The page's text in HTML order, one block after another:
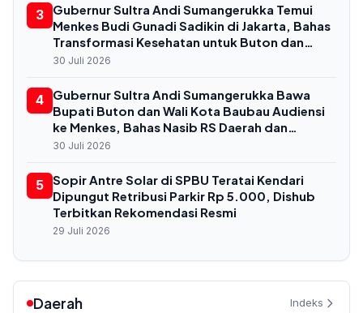
3
Gubernur Sultra Andi Sumangerukka Temui
Menkes Budi Gunadi Sadikin di Jakarta, Bahas
Transformasi Kesehatan untuk Buton dan
Baubau
30 Juli 2026
4
Gubernur Sultra Andi Sumangerukka Bawa
Bupati Buton dan Wali Kota Baubau Audiensi
ke Menkes, Bahas Nasib RS Daerah dan
Kekurangan Dokter
30 Juli 2026
5 Sopir Antre Solar di SPBU Teratai Kendari
Dipungut Retribusi Parkir Rp 5.000, Dishub
Terbitkan Rekomendasi Resmi
29 Juli 2026
Daerah Indeks